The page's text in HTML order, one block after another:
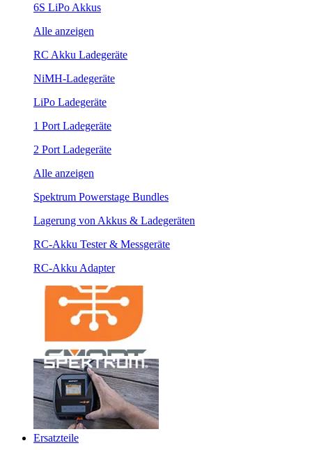
6S LiPo Akkus
Alle anzeigen
RC Akku Ladegeräte
NiMH-Ladegeräte
LiPo Ladegeräte
1 Port Ladegeräte
2 Port Ladegeräte
Alle anzeigen
Spektrum Powerstage Bundles
Lagerung von Akkus & Ladegeräten
RC-Akku Tester & Messgeräte
RC-Akku Adapter
Ersatzteile